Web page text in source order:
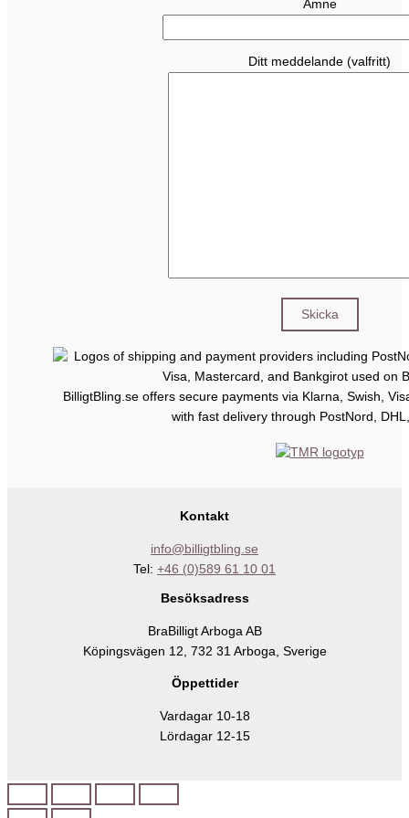
Ämne
Ditt meddelande (valfritt)
BilligtBling.se offers secure payments via Klarna, Swish,
with fast delivery through PostNord,
Kontakt
info@billigtbling.se
Tel: +46 (0)589 61 10 01
Besöksadress
BraBilligt Arboga AB
Köpingsvägen 12, 732 31 Arboga, Sverige
Öppettider
Vardagar 10-18
Lördagar 12-15